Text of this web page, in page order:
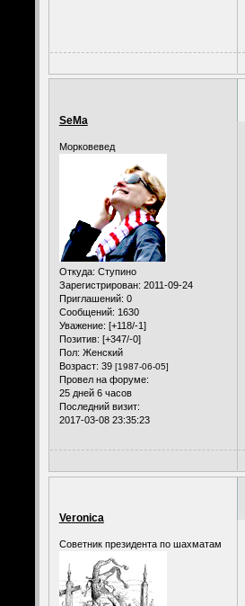
SeMa
Морковевед
Откуда: Ступино
Зарегистрирован: 2011-09-24
Приглашений: 0
Сообщений: 1630
Уважение: [+118/-1]
Позитив: [+347/-0]
Пол: Женский
Возраст: 39 [1987-06-05]
Провел на форуме:
25 дней 6 часов
Последний визит:
2017-03-08 23:35:23
Veronica
Советник президента по шахматам